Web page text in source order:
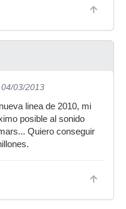
03/2013
linea de 2010, mi
posible al sonido
Quiero conseguir